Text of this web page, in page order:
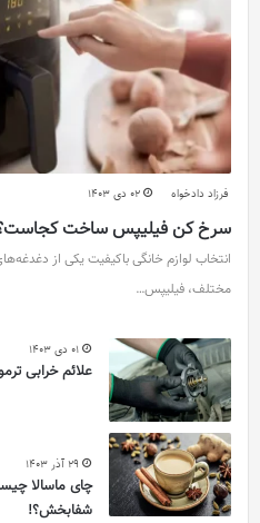
فرزاد دادخواه 02 دی 1403
سرخ کن فیلیپس ساخت
انتخاب لوازم خانگی باکیفیت یکی از
مختلف، فیلیپس…
01 دی 1403
علائم خرابی
29 آذر 1403
چای ماسالا
شفابخش؟!